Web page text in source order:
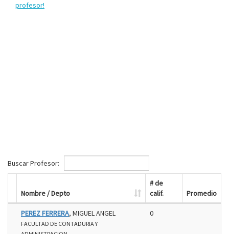
profesor!
Buscar Profesor:
Nombre / Depto
# de
calif.
Promedio
PEREZ FERRERA, MIGUEL ANGEL
FACULTAD DE CONTADURIA Y
0